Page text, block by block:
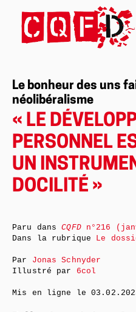
Le bonheur des uns
néolibéralisme
« LE
PERSONNEL
UN
DOCILITÉ »
Paru dansCQFDn°216
Dans la rubrique Le
Par Jonas Schnyder
Illustré par 6col
Mis en ligne le